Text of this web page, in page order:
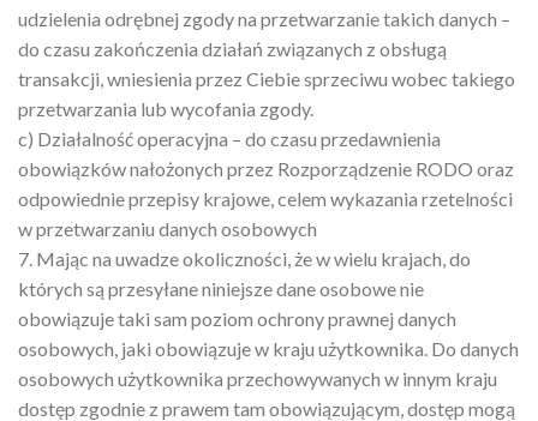
udzielenia odrębnej zgody na przetwarzanie takich danych –
do czasu zakończenia działań związanych z obsługą
transakcji, wniesienia przez Ciebie sprzeciwu wobec takiego
przetwarzania lub wycofania zgody.
c) Działalność operacyjna – do czasu przedawnienia
obowiązków nałożonych przez Rozporządzenie RODO oraz
odpowiednie przepisy krajowe, celem wykazania rzetelności
w przetwarzaniu danych osobowych
7. Mając na uwadze okoliczności, że w wielu krajach, do
których są przesyłane niniejsze dane osobowe nie
obowiązuje taki sam poziom ochrony prawnej danych
osobowych, jaki obowiązuje w kraju użytkownika. Do danych
osobowych użytkownika przechowywanych w innym kraju
dostęp zgodnie z prawem tam obowiązującym, dostęp mogą